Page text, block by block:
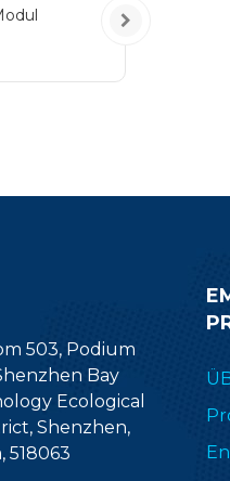
503, Podium
Bay
Ecological
Shenzhen,
518063